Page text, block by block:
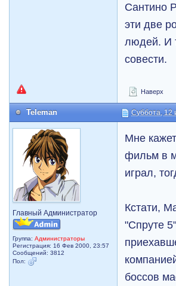
Сантино
эти две
людей. И
совести.
Наверх
Teleman Суббота, 12
Главный Администратор
Группа:Администраторы
Регистрация: 16 Фев 2000, 23:57
Сообщений: 3812
Пол:
Мне
фильм в
играл,
Кстати,
"Спруте
боссов